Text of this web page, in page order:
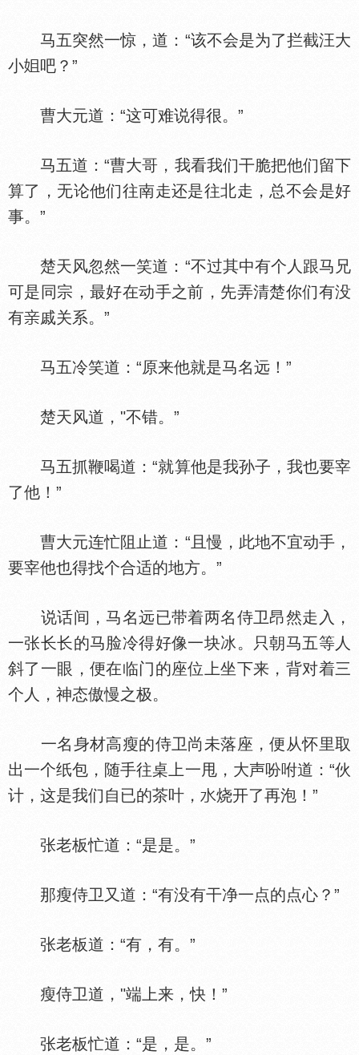
马五突然一惊，道：“该不会是为了拦截汪大
小
吧？”
曹大元道：“这可难说得很。”
马五道：“曹大哥，我看我们干脆把他们留下
算了，无论他们往南走还是往北走，总不会是好
事。”
楚天风忽然一笑道：“不过其中有个人跟马兄
可是同宗，最好在动手之前，先弄清楚你们有没
有
戚关系。”
马五冷笑道：“原来他就是马名远！”
楚天风道，"不错。”
马五抓鞭喝道：“就算他是我孙子，我也要宰
了他！”
曹大元连忙阻止道：“且慢，此地不宜动手，
要宰他也得找个合适的地方。”
说话间，马名远已带着两名侍卫昂然走入，
一张长长的马脸冷得好像一块冰。只朝马五等人
斜了一眼，便在临门的座位上坐下来，背对着三
个人，神态傲慢之极。
一名身材高瘦的侍卫尚未落座，便从怀里取
出一个纸包，随手往桌上一甩，大声吩咐道：“伙
计，这是我们自已的茶叶，
烧开了再泡！”
张老板忙道：“是是。”
那瘦侍卫又道：“有没有干净一点的点心？”
张老板道：“有，有。”
瘦侍卫道，"端上来，快！”
张老板忙道：“是，是。”